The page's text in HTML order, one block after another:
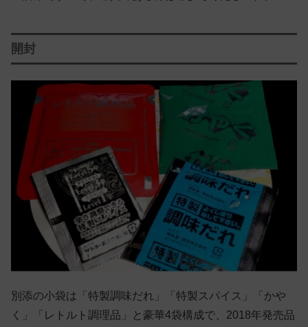
開封
別添の小袋は「特製調味だれ」「特製スパイス」「かや
く」「レトルト調理品」と豪華4袋構成で、2018年発売品